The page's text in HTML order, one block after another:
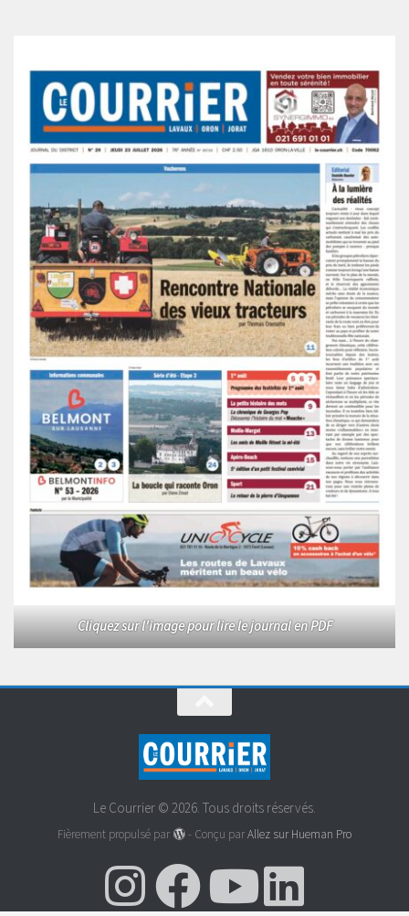
Cliquez sur l'image pour lire le journal en PDF
Le Courrier © 2026. Tous droits réservés.
Fièrement propulsé par - Conçu parAllez sur Hueman Pro